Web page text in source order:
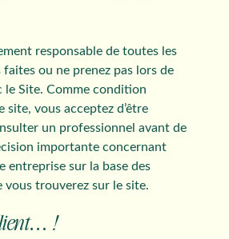
responsable de toutes les
ou ne prenez pas lors de
le Site. Comme condition
site, vous acceptez d’être
un professionnel avant de
importante concernant
entreprise sur la base des
trouverez sur le site.
!